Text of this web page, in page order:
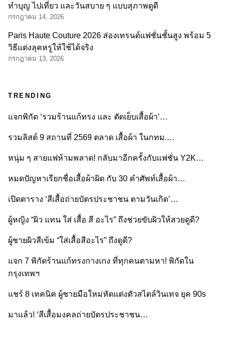
ทำบุญ ไปเที่ยว และวันสบาย ๆ แบบสุภาพดูดี
กรกฎาคม 14, 2026
Paris Haute Couture 2026 ส่องเทรนด์แฟชั่นชั้นสูง พร้อม 5
วิธีแต่งลุคหรูให้ใช้ได้จริง
กรกฎาคม 13, 2026
TRENDING
แจกพิกัด ‘รวมร้านแก้ทรง และ ตัดเย็บเสื้อผ้า’…
รวมลิสต์ 9 สถานที่ 2569 ตลาด เสื้อผ้า ในกทม.…
หนุ่ม ๆ สายแฟห้ามพลาด! กลับมาอีกครั้งกับแฟชั่น Y2K…
หมดปัญหาเรียกชื่อเสื้อผ้าผิด กับ 30 คำศัพท์เสื้อผ้า…
เปิดตาราง ‘สีเสื้อถ่ายบัตรประชาชน ตามวันเกิด’…
ผู้หญิง “ผิว แทน ใส่ เสื้อ สี อะไร” ถึงช่วยขับผิวให้สวยดูดี?
ผู้ชายผิวสีเข้ม “ใส่เสื้อสีอะไร” ถึงดูดี?
แจก 7 พิกัดร้านแก้ทรงกางเกง ที่ทุกคนตามหา! พิกัดใน
กรุงเทพฯ
แชร์ 8 เทคนิค ผู้ชายมือใหม่หัดแต่งตัวสไตล์วินเทจ ยุค 90s
มาแล้ว! ‘สีเสื้อมงคลถ่ายบัตรประชาชน…